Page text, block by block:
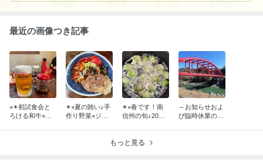
最近の画像つき記事
⭐︎✴︎初試食会と
ろける和牛⭐︎信
✴︎⭐︎夏の賄い♪手
作り野菜⭐︎ジュ
✴︎⭐︎春です！南
信州の旬♪20日
～お知らせおよ
び臨時休業のご
もっと見る